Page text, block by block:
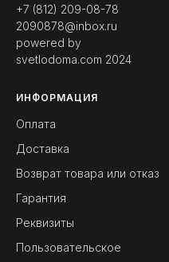
+7 (812) 209-08-78
2090878@inbox.ru
powered by
svetlodoma.com 2024
ИНФОРМАЦИЯ
Оплата
Доставка
Возврат товара или отказ
Гарантия
Реквизиты
Пользовательское